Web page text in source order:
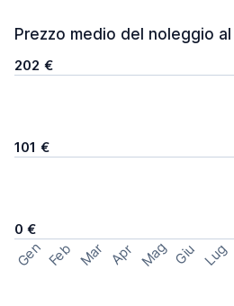
Prezzo medio del noleggio
202 €
101 €
0 €
Gen Feb Mar Apr Mag Giu Lug